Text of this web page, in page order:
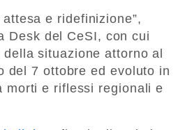
e ridefinizione”,
Desk del CeSI, con cui
situazione attorno al
del 7 ottobre ed evoluto in
morti e riflessi regionali e